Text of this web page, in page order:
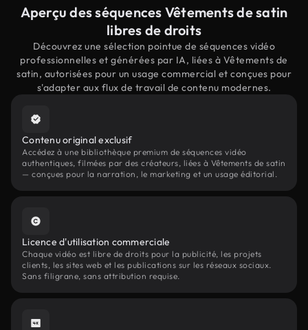
Aperçu des séquences Vêtements de satin
libres de droits
Découvrez une sélection pointue de séquences vidéo
professionnelles et générées par IA, liées à Vêtements de
satin, autorisées pour un usage commercial et conçues pour
s'adapter aux flux de travail de contenu modernes.
Contenu original exclusif
Accédez à une bibliothèque premium de séquences vidéo
authentiques, filmées par des créateurs, liées à Vêtements de satin
— conçues pour la narration, le marketing et un usage éditorial.
Licence d'utilisation commerciale
Chaque vidéo est libre de droits pour la publicité, les projets
clients, les sites web et les publications sur les réseaux sociaux.
Sans filigrane, sans attribution requise.